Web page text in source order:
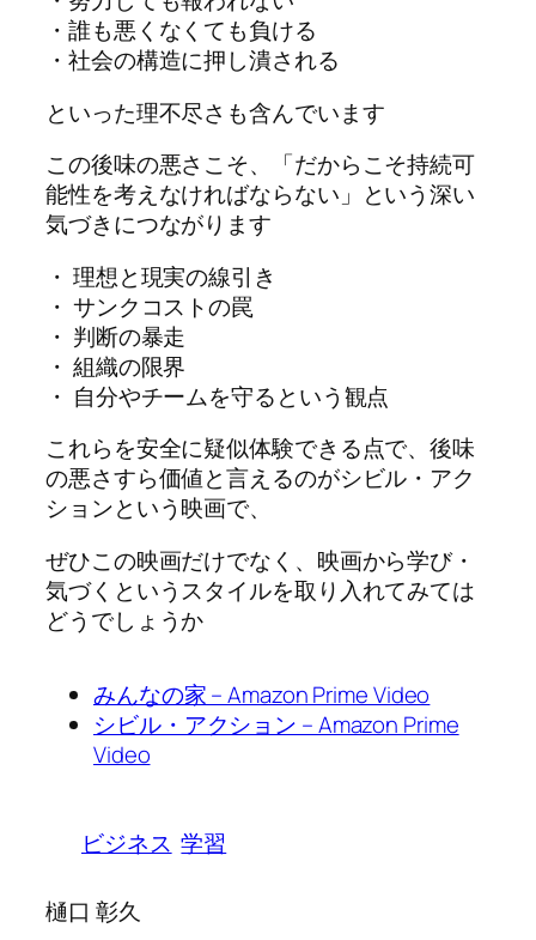
・誰も悪くなくても負ける
・社会の構造に押し潰される
といった理不尽さも含んでいます
この後味の悪さこそ、「だからこそ持続可
能性を考えなければならない」という深い
気づきにつながります
・ 理想と現実の線引き
・ サンクコストの罠
・ 判断の暴走
・ 組織の限界
・ 自分やチームを守るという観点
これらを安全に疑似体験できる点で、後味
の悪さすら価値と言えるのがシビル・アク
ションという映画で、
ぜひこの映画だけでなく、映画から学び・
気づくというスタイルを取り入れてみては
どうでしょうか
みんなの家 – Amazon Prime Video
シビル・アクション – Amazon Prime
Video
ビジネス 学習
樋口 彰久